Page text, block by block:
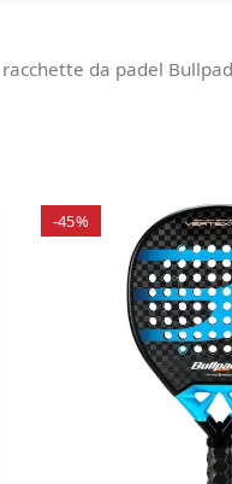
racchette da padel
-45%